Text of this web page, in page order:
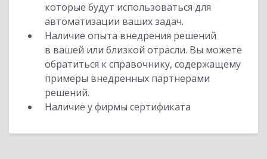
которые будут использоваться для
автоматизации ваших задач.
Наличие опыта внедрения решений
в вашей или близкой отрасли. Вы можете
обратиться к справочнику, содержащему
примеры внедренных партнерами
решений.
Наличие у фирмы сертификата